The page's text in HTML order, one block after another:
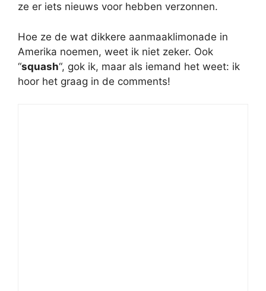
ze er iets nieuws voor hebben verzonnen.
Hoe ze de wat dikkere aanmaaklimonade in
Amerika noemen, weet ik niet zeker. Ook
“squash“, gok ik, maar als iemand het weet: ik
hoor het graag in de comments!